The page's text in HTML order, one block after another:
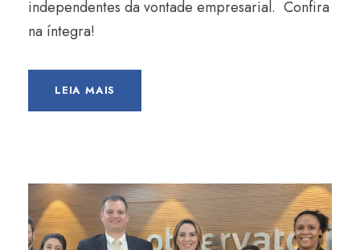
independentes da vontade empresarial. Confira
na íntegra!
LEIA MAIS